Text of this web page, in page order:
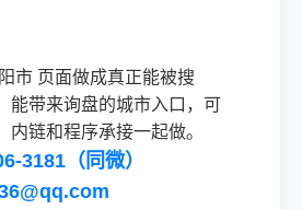
市 页面做成真正能被搜
能带来询盘的城市入口，可
内链和程序承接一起做。
3181（同微）